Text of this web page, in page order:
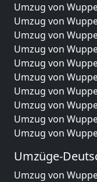
Umzug von
Umzug von
Umzug von
Umzug von
Umzug von
Umzug von
Umzug von
Umzug von
Umzug von
Umzug von
Umzüge-
Umzug von